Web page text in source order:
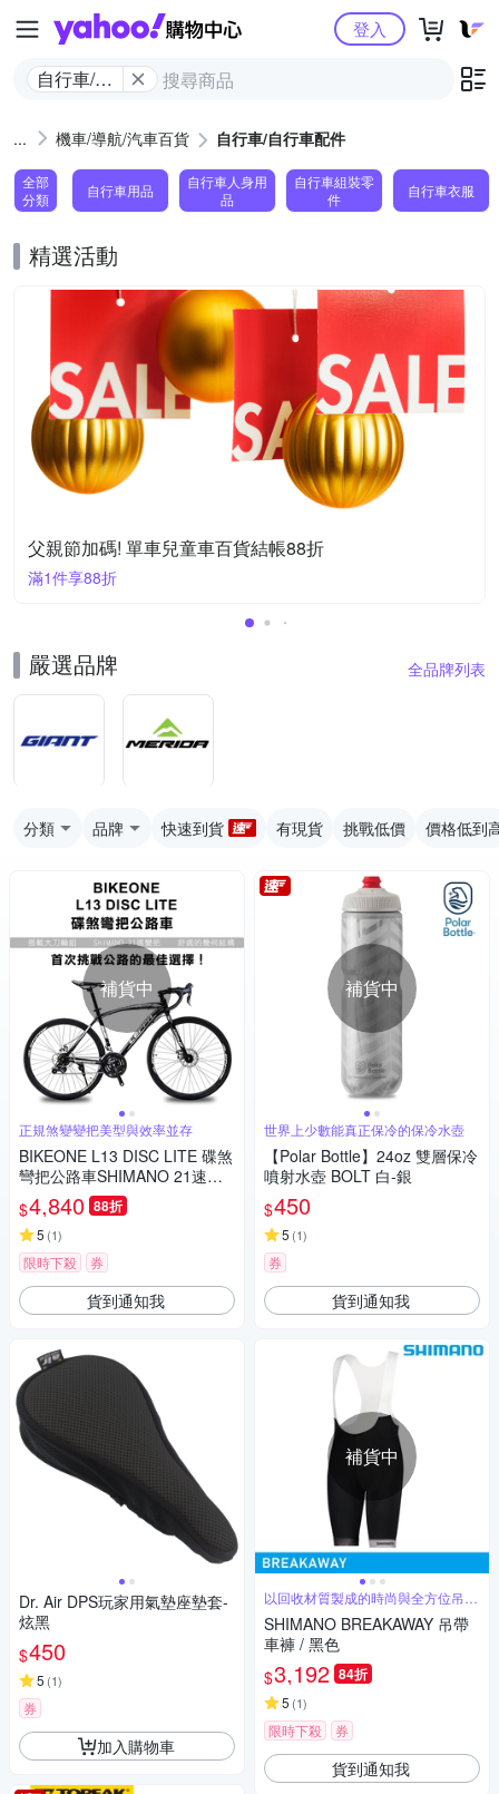
Yahoo購物中心
自行車/自
登入
機車/導航/汽車百貨 自行車/自行車配件
全部
分類
自行車用品
自行車人身用
品
自行車組裝零
件
自行車衣服
精選活動
父親節加碼! 單車兒童車百貨結帳88折
滿1件享88折
嚴選品牌 全品牌列表
分類 品牌 快速到貨 有現貨 挑戰低價 價格低到
補貨中
正規煞變變把美型與效率並存
BIKEONE L13 DISC LITE 碟煞
彎把公路車SHIMANO 21速正
規煞變變把搭載大刀輪組及舒
適的幾何結構，首次挑戰公路
的最佳選擇！
$4,840 88折
5 (1)
限時下殺 券
貨到通知我
Dr. Air DPS玩家用氣墊座墊套-
炫黑
$450
5 (1)
券
加入購物車
補貨中
世界上少數能真正保冷的保冷水壺
【Polar Bottle】24oz 雙層保冷
噴射水壺 BOLT 白-銀
$450
5 (1)
券
貨到通知我
補貨中
以回收材質製成的時尚與全方位吊帶
車褲
SHIMANO BREAKAWAY 吊帶
車褲 / 黑色
$3,192 84折
5 (1)
限時下殺 券
貨到通知我